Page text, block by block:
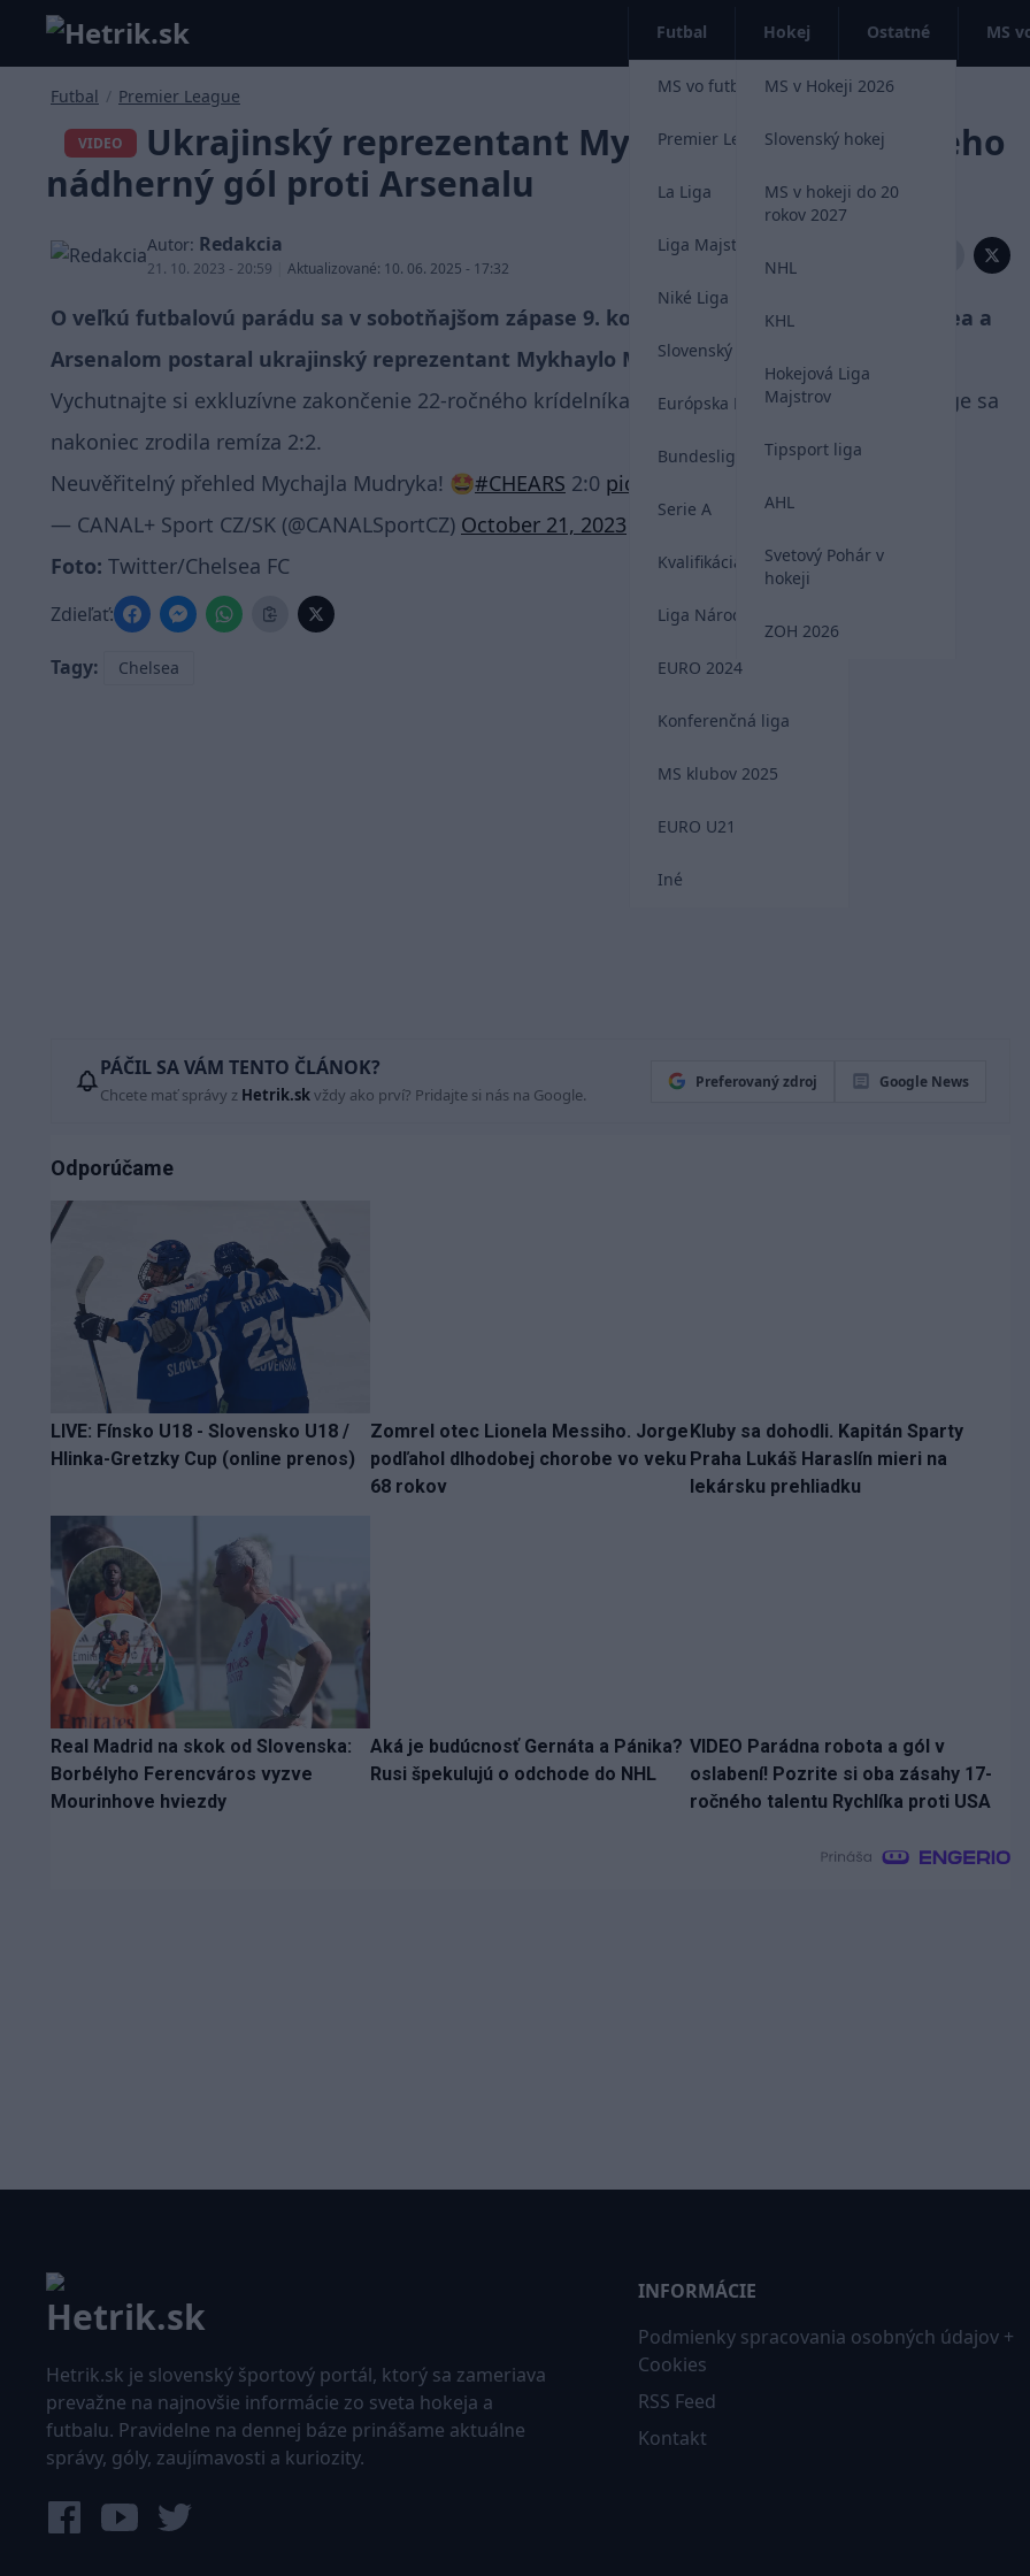
Futbal
MS vo futbale 2026
Premier League
La Liga
Liga Majstrov
Niké Liga
Slovenský futbal
Európska Liga
Bundesliga
Serie A
Kvalifikácia MS 2026
Liga Národov
EURO 2024
Konferenčná liga
MS klubov 2025
EURO U21
Iné
Hokej
MS v Hokeji 2026
Slovenský hokej
MS v hokeji do 20
rokov 2027
NHL
KHL
Hokejová Liga
Majstrov
Tipsport liga
AHL
Svetový Pohár v
hokeji
ZOH 2026
Ostatné MS
Futbal / Premier League
VIDEO
Ukrajinský reprezentant Mykhaylo Mudryk a jeho
nádherný gól proti Arsenalu
Autor: Redakcia
21. 10. 2023 - 20:59 Aktualizované: 10. 06. 2025 - 17:32
Zdieľať:
O veľkú futbalovú parádu sa v sobotňajšom zápase 9. kola Premier League medzi Chelsea a
Arsenalom postaral ukrajinský reprezentant Mykhaylo Mudryk.
Vychutnajte si exkluzívne zakončenie 22-ročného krídelníka zo 48. minúty. Na Stamford Bridge sa
nakoniec zrodila remíza 2:2.
Neuvěřitelný přehled Mychajla Mudryka! 🤩#CHEARS 2:0 pic.twitter.com/lpDrV3W3iz
— CANAL+ Sport CZ/SK (@CANALSportCZ) October 21, 2023
Foto: Twitter/Chelsea FC
Zdieľať:
Tagy: Chelsea
PÁČIL SA VÁM TENTO ČLÁNOK?
Chcete mať správy z Hetrik.skvždy ako prví? Pridajte si nás na Google.
Preferovaný zdroj Google News
Odporúčame
LIVE: Fínsko U18 - Slovensko U18 /
Hlinka-Gretzky Cup (online prenos)
Zomrel otec Lionela Messiho. Jorge
podľahol dlhodobej chorobe vo veku
68 rokov
Kluby sa dohodli. Kapitán Sparty
Praha Lukáš Haraslín mieri na
lekársku prehliadku
Real Madrid na skok od Slovenska:
Borbélyho Ferencváros vyzve
Mourinhove hviezdy
Aká je budúcnosť Gernáta a Pánika?
Rusi špekulujú o odchode do NHL
VIDEO Parádna robota a gól v
oslabení! Pozrite si oba zásahy 17-
ročného talentu Rychlíka proti USA
Hetrik.sk je slovenský športový portál, ktorý sa zameriava
prevažne na najnovšie informácie zo sveta hokeja a
futbalu. Pravidelne na dennej báze prinášame aktuálne
správy, góly, zaujímavosti a kuriozity.
INFORMÁCIE
Podmienky spracovania osobných údajov +
Cookies
RSS Feed
Kontakt